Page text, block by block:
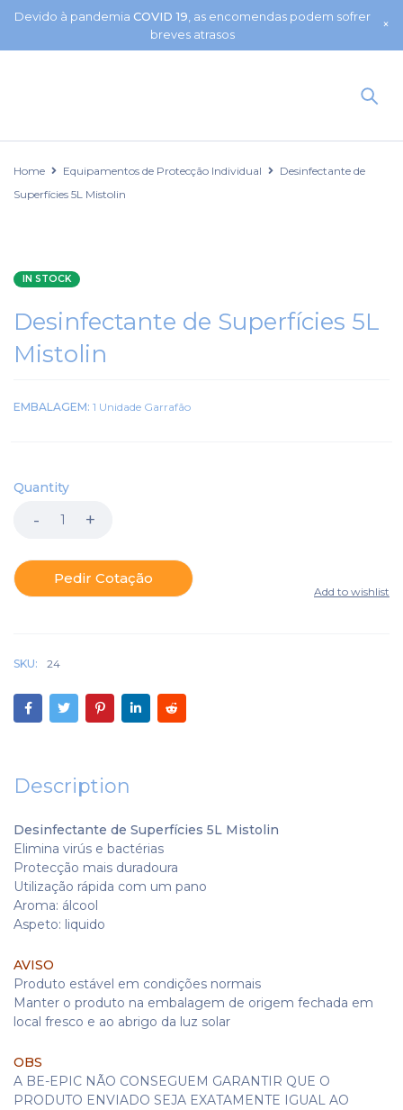
Devido à pandemia COVID 19 , as encomendas podem sofrer
breves atrasos
Home Equipamentos de Protecção Individual
Desinfectante de
Superfícies 5L Mistolin
IN STOCK
Desinfectante de Superfícies 5L
Mistolin
EMBALAGEM: 1 Unidade Garrafão
Quantity
Pedir Cotação
SKU: 24
Description
Desinfectante de Superfícies 5L Mistolin
Elimina virús e bactérias
Protecção mais duradoura
Utilização rápida com um pano
Aroma: álcool
Aspeto: liquido
AVISO
Produto estável em condições normais
Manter o produto na embalagem de origem fechada em
local fresco e ao abrigo da luz solar
OBS
A BE-EPIC NÃO CONSEGUEM GARANTIR QUE O
PRODUTO ENVIADO SEJA EXATAMENTE IGUAL AO